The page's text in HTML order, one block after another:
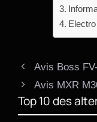
Avis Boss
Avis MXR
Top 10 des